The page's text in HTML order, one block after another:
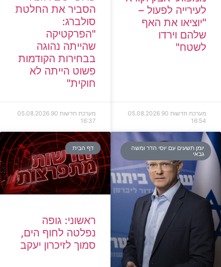
לעירייה לפעול –
"יוציאו את האף
שלהם וירדו
לשטח"
מערכת חדשות 90
05.08.2026
16:54
הסביר את החלטת
סולברג:
"הפרקטיקה
שהייתה נהוגה
בבחירות הקודמות
פשוט הייתה לא
חוקית"
מערכת חדשות 90
05.08.2026
16:37
יומן תשעים עם יוסי הדר ומשה
גבאי
דף הבית
ראשוני: גופה
נפלטה לחוף הים,
סמוך לזיכרון יעקב